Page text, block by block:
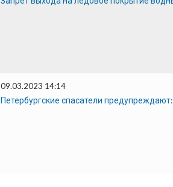
09.03.2023 14:14
Петербургские спасатели